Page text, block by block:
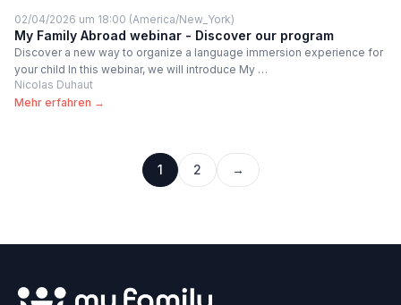
02/04/2026 um 18:00 (America/New_York)
My Family Abroad webinar - Discover our program
Discover a new way to organize a language immersion experience for
your child In this webinar, we will introduce My …
Nicolas Duhaut
Mehr erfahren →
1 2 →